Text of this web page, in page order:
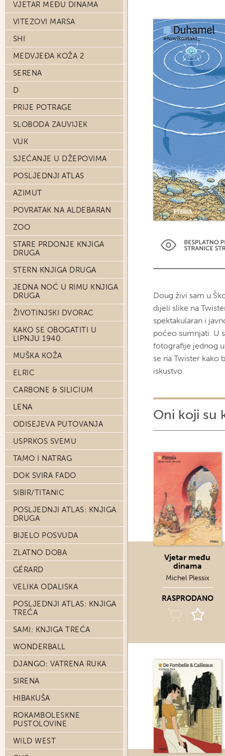
VJETAR MEĐU DINAMA
VITEZOVI MARSA
SHI
MEDVJEĐA KOŽA 2
SERENA
D
PRIJE POTRAGE
SLOBODA ZAUVIJEK
VUK
SJEĆANJE U DŽEPOVIMA
POSLJEDNJI ATLAS
AZIMUT
POVRATAK NA ALDEBARAN
ZOO
STARE PRDONJE KNJIGA
DRUGA
STERN KNJIGA DRUGA
JEDNA NOĆ U RIMU KNJIGA
DRUGA
ŽIVOTINJSKI DVORAC
KAKO SE OBOGATITI U
LIPNJU 1940.
MUŠKA KOŽA
ELRIC
CARBONE & SILICIUM
LENA
ODISEJEVA PUTOVANJA
USPRKOS SVEMU
TAMO I NATRAG
DOK SVIRA FADO
SIBIR/TITANIC
POSLJEDNJI ATLAS: KNJIGA
DRUGA
BIJELO POSVUDA
ZLATNO DOBA
GÉRARD
VELIKA ODALISKA
POSLJEDNJI ATLAS: KNJIGA
TREĆA
SAMI: KNJIGA TREĆA
WONDERBALL
DJANGO: VATRENA RUKA
SIRENA
HIBAKUŠA
ROKAMBOLESKNE
PUSTOLOVINE
WILD WEST
Doug živi sam u
dijeli slike na
spektakularan i
počeo sumnjati. U
fotografije jednog
se na Twister kako
iskustvo.
Oni koji su
Vjetar među
dinama
Michel Plessix
RASPRODANO